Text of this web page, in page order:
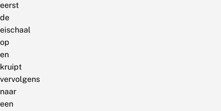
eerst
de
eischaal
op
en
kruipt
vervolgens
naar
een